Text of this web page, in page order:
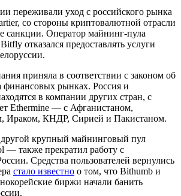
переживали уход с российского рынка
со стороны криптовалютной отрасли
санкции. Оператор майнинг-пула
отказался предоставлять услуги
приняла в соответствии с законом об
финансовых рынках. Россия и
в компании других стран, с
Ethermine — с Афганистаном,
Ираком, КНДР, Сирией и Пакистаном.
крупный майнинговый пул
— также прекратил работу с
Средства пользователей вернулись
стало известно о том, что Bithumb и
биржи начали банить